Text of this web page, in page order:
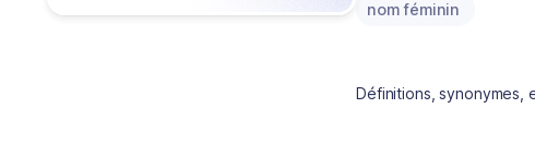
nom féminin
Définitions, synonymes,